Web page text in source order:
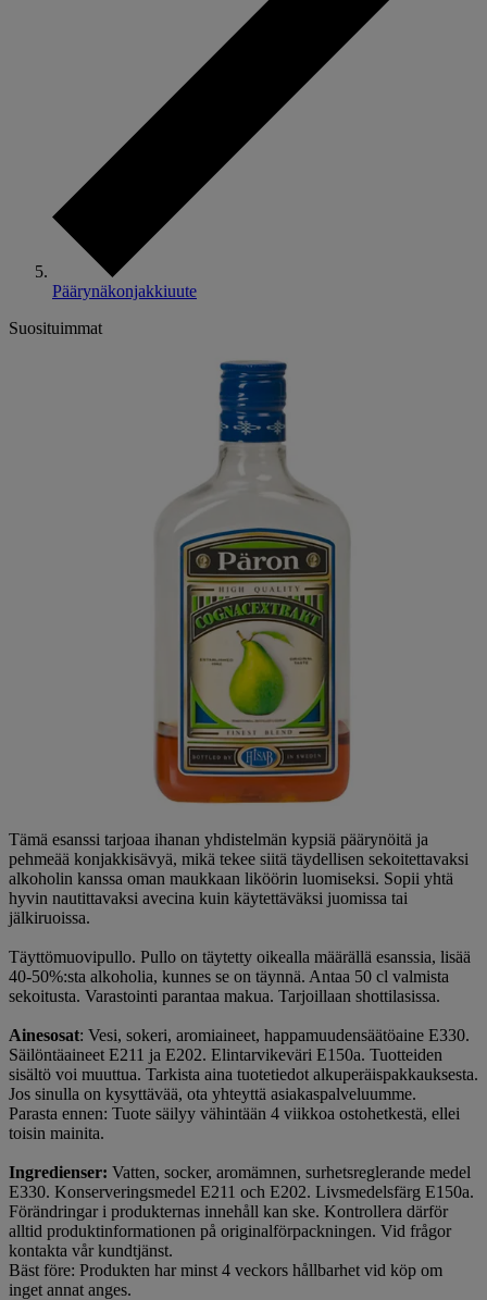
Päärynäkonjakkiuute
Suosituimmat
Tämä esanssi tarjoaa ihanan yhdistelmän kypsiä päärynöitä ja
pehmeää konjakkisävyä, mikä tekee siitä täydellisen sekoitettavaksi
alkoholin kanssa oman maukkaan liköörin luomiseksi. Sopii yhtä
hyvin nautittavaksi avecina kuin käytettäväksi juomissa tai
jälkiruoissa.
Täyttömuovipullo. Pullo on täytetty oikealla määrällä esanssia, lisää
40-50%:sta alkoholia, kunnes se on täynnä. Antaa 50 cl valmista
sekoitusta. Varastointi parantaa makua. Tarjoillaan shottilasissa.
Ainesosat: Vesi, sokeri, aromiaineet, happamuudensäätöaine E330.
Säilöntäaineet E211 ja E202. Elintarvikeväri E150a. Tuotteiden
sisältö voi muuttua. Tarkista aina tuotetiedot alkuperäispakkauksesta.
Jos sinulla on kysyttävää, ota yhteyttä asiakaspalveluumme.
Parasta ennen: Tuote säilyy vähintään 4 viikkoa ostohetkestä, ellei
toisin mainita.
Ingredienser: Vatten, socker, aromämnen, surhetsreglerande medel
E330. Konserveringsmedel E211 och E202. Livsmedelsfärg E150a.
Förändringar i produkternas innehåll kan ske. Kontrollera därför
alltid produktinformationen på originalförpackningen. Vid frågor
kontakta vår kundtjänst.
Bäst före: Produkten har minst 4 veckors hållbarhet vid köp om
inget annat anges.